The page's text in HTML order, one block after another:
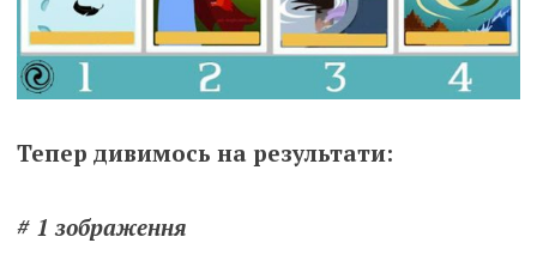
Тепер дивимось на результати:
# 1 зображення